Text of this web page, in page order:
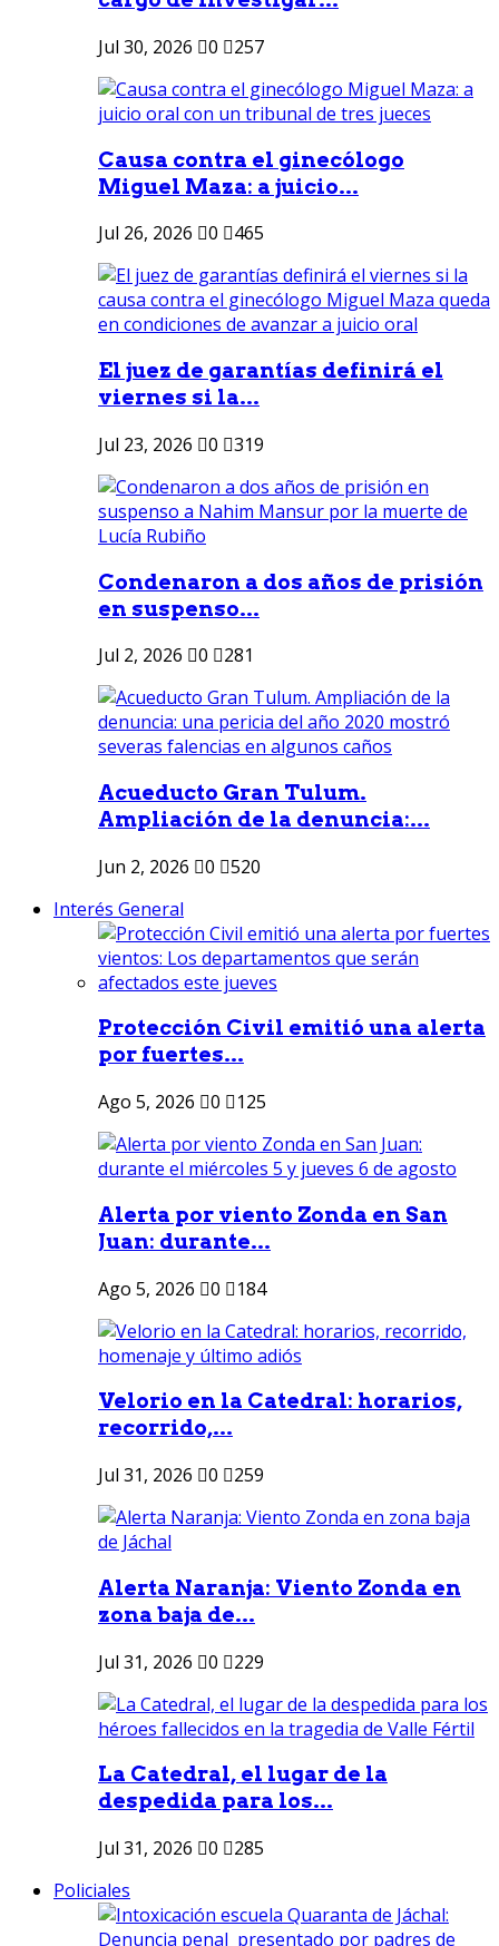
Jul 30, 2026 0 257
Causa contra el ginecólogo
Miguel Maza: a juicio...
Jul 26, 2026 0 465
El juez de garantías definirá el
viernes si la...
Jul 23, 2026 0 319
Condenaron a dos años de prisión
en suspenso...
Jul 2, 2026 0 281
Acueducto Gran Tulum.
Ampliación de la denuncia:...
Jun 2, 2026 0
520
Interés General
Protección Civil emitió una alerta
por fuertes...
Ago 5, 2026 0 125
Alerta por viento Zonda en San
Juan: durante...
Ago 5, 2026 0 184
Velorio en la Catedral: horarios,
recorrido,...
Jul 31, 2026 0 259
Alerta Naranja: Viento Zonda en
zona baja de...
Jul 31, 2026 0 229
La Catedral, el lugar de la
despedida para los...
Jul 31, 2026 0
285
Policiales